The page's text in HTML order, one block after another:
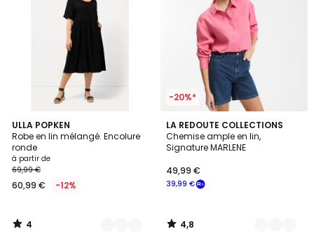
ULLA POPKEN
Robe en lin mélangé. Encolure
ronde
à partir de
69,99 €
60,99 € -12%
4
/
5
4
Couleurs
4
/
-20%*
LA REDOUTE COLLECTIONS
Chemise ample en lin,
Signature MARLENE
39,99 €
49,99 €
4,8
/ 5
2
Couleurs
4,8
/